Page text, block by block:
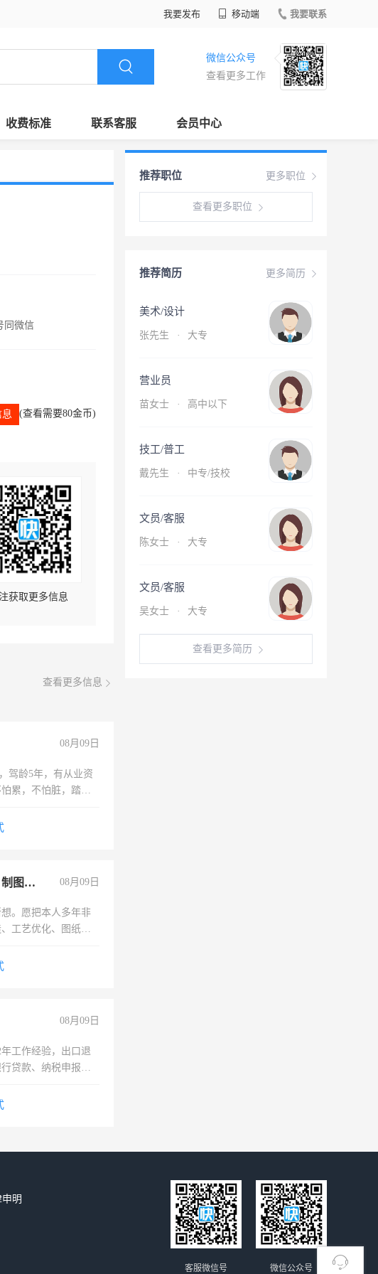
我要发布 移动端 我要联系
微信公众号
查看更多工作
收费标准 联系客服 会员中心
同微信
(查看需要80金币)
获取更多信息
查看更多信息
08月09日
驾龄5年，有从业资
累，不怕脏，踏
兼职机械设计、制图、设备改造 08月09日
。愿把本人多年非
工艺优化、图纸制
未来。
08月09日
工作经验，出口退
贷款、纳税申报、
。欲求兼职会计工
更多职位
推荐职位
查看更多职位
更多简历
推荐简历
美术/设计
张先生 · 大专
营业员
苗女士 · 高中以下
技工/普工
戴先生 · 中专/技校
文员/客服
陈女士 · 大专
文员/客服
吴女士 · 大专
查看更多简历
明
微信公众号
客服微信号